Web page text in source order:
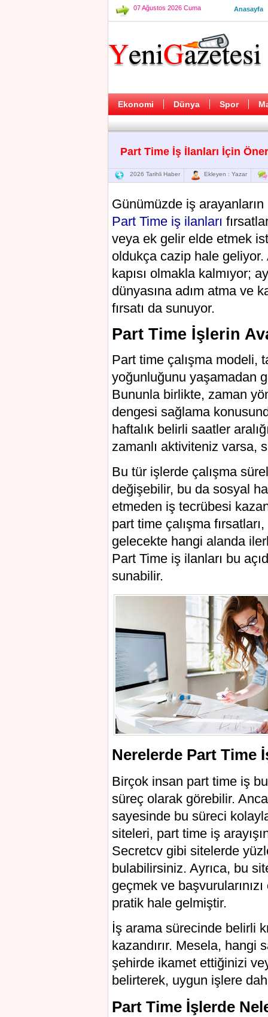
07 Ağustos 2026 Cuma Anasayfa
Ekonomi Dünya Spor
Part Time İş İlanları İçin
2026 Tarihli Haber Ekleyen : Yazar
Günümüzde iş arayanların
Part Time iş ilanları
veya ek gelir elde etmek
oldukça cazip hale
kapısı olmakla kalmıyor;
dünyasına adım atma ve
fırsatı da sunuyor.
Part Time İşlerin
Part time çalışma modeli,
yoğunluğunu yaşamadan
Bununla birlikte, zaman
dengesi sağlama
haftalık belirli saatler
zamanlı aktiviteniz varsa,
Bu tür işlerde çalışma
değişebilir, bu da sosyal
etmeden iş tecrübesi
part time çalışma
gelecekte hangi alanda
Part Time iş ilanları bu
sunabilir.
Nerelerde Part Time
Birçok insan part time iş
süreç olarak görebilir.
sayesinde bu süreci
siteleri, part time iş
Secretcv gibi sitelerde
bulabilirsiniz. Ayrıca, bu
geçmek ve
pratik hale gelmiştir.
İş arama sürecinde belirli
kazandırır. Mesela, hangi
şehirde ikamet ettiğinizi
belirterek, uygun işlere
Part Time İşlerde